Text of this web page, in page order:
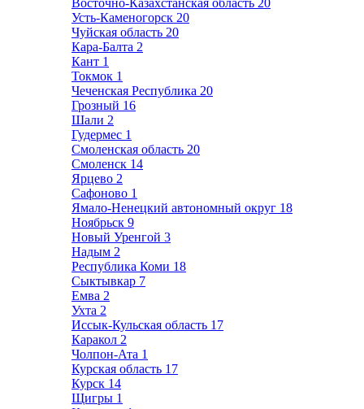
Восточно-Казахстанская область 20
Усть-Каменогорск 20
Чуйская область 20
Кара-Балта 2
Кант 1
Токмок 1
Чеченская Республика 20
Грозный 16
Шали 2
Гудермес 1
Смоленская область 20
Смоленск 14
Ярцево 2
Сафоново 1
Ямало-Ненецкий автономный округ 18
Ноябрьск 9
Новый Уренгой 3
Надым 2
Республика Коми 18
Сыктывкар 7
Емва 2
Ухта 2
Иссык-Кульская область 17
Каракол 2
Чолпон-Ата 1
Курская область 17
Курск 14
Щигры 1